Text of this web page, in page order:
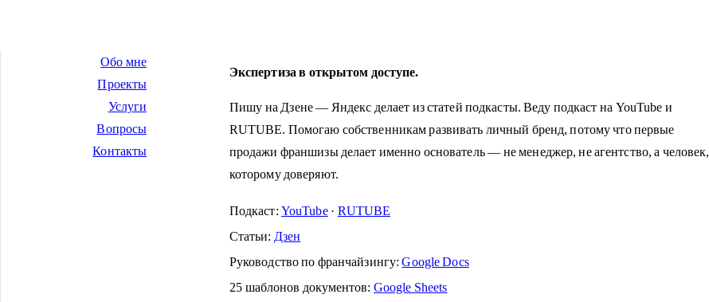
Обо мне
Проекты
Услуги
Вопросы
Контакты
Экспертиза в открытом доступе.
Пишу на Дзене — Яндекс делает из статей подкасты. Веду подкаст на YouTube и
RUTUBE. Помогаю собственникам развивать личный бренд, потому что первые
продажи франшизы делает именно основатель — не менеджер, не агентство, а человек,
которому доверяют.
Подкаст: YouTube · RUTUBE
Статьи: Дзен
Руководство по франчайзингу: Google Docs
25 шаблонов документов: Google Sheets